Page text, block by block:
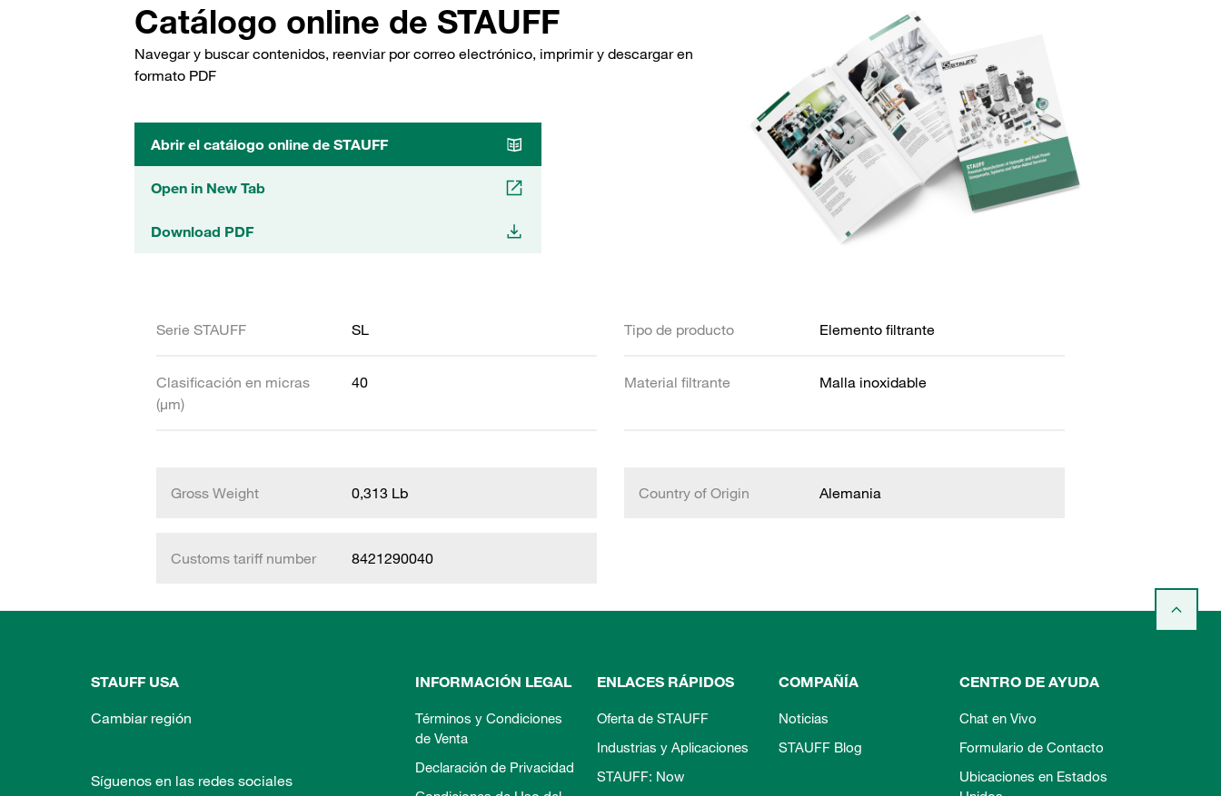
Catálogo online de STAUFF
Navegar y buscar contenidos, reenviar por correo electrónico, imprimir y descargar en
formato PDF
Abrir el catálogo online de STAUFF
Open in New Tab
Download PDF
Serie STAUFF SL Tipo de producto Elemento filtrante
Clasificación en micras
(µm)
40 Material filtrante Malla inoxidable
Gross Weight 0,313 Lb Country of Origin Alemania
Customs tariff number 8421290040
STAUFF USA
Cambiar región
Síguenos en las redes sociales
INFORMACIÓN LEGAL
Términos y Condiciones
de Venta
Declaración de Privacidad
ENLACES RÁPIDOS
Oferta de STAUFF
Industrias y Aplicaciones
STAUFF: Now
COMPAÑÍA
Noticias
STAUFF Blog
CENTRO DE AYUDA
Chat en Vivo
Formulario de Contacto
Ubicaciones en Estados